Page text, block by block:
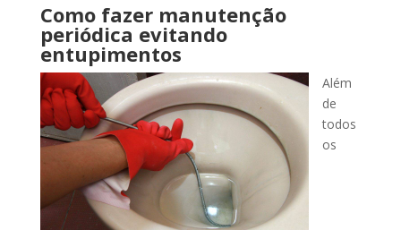
Como fazer manutenção
periódica evitando
entupimentos
Além
de
todos
os